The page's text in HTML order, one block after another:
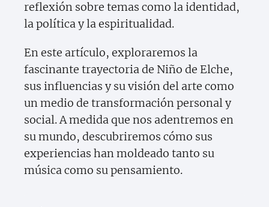
reflexión sobre temas como la identidad,
la política y la espiritualidad.
En este artículo, exploraremos la
fascinante trayectoria de Niño de Elche,
sus influencias y su visión del arte como
un medio de transformación personal y
social. A medida que nos adentremos en
su mundo, descubriremos cómo sus
experiencias han moldeado tanto su
música como su pensamiento.